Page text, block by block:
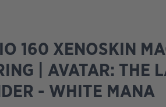
160 XENOSKIN
| AVATAR: THE
- WHITE MANA